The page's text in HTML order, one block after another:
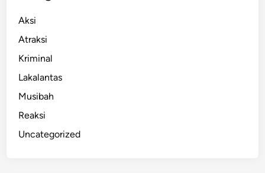
Aksi
Atraksi
Kriminal
Lakalantas
Musibah
Reaksi
Uncategorized